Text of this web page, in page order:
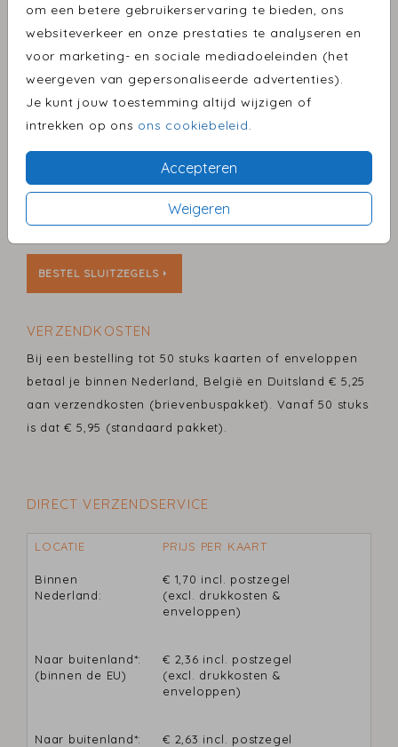
om een betere gebruikerservaring te bieden, ons
websiteverkeer en onze prestaties te analyseren en
voor marketing- en sociale mediadoeleinden (het
weergeven van gepersonaliseerde advertenties).
Je kunt jouw toestemming altijd wijzigen of
intrekken op ons ons cookiebeleid
Accepteren
Weigeren
BESTEL ENVELOPPEN
Sluitzegels kosten € 6,50 per vel à 25 stuks. Bij elk
kaartje is het mogelijk om een bijpassende sluitzegel
BESTEL SLUITZEGELS
VERZENDKOSTEN
Bij een bestelling tot 50 stuks kaarten of enveloppen
betaal je binnen Nederland, België en Duitsland € 5,25
aan verzendkosten (brievenbuspakket). Vanaf 50 stuks
is dat € 5,95 (standaard pakket).
DIRECT VERZENDSERVICE
LOCATIE PRIJS PER KAART
Binnen
Nederland:
€ 1,70 incl. postzegel
(excl. drukkosten &
enveloppen)
Naar buitenland*:
(binnen de EU)
€ 2,36 incl. postzegel
(excl. drukkosten &
enveloppen)
Naar buitenland*:
€ 2,63 incl. postzegel